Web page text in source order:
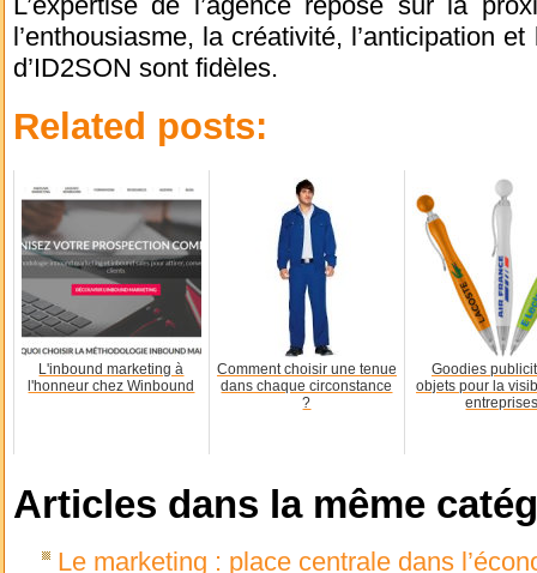
l’enthousiasme, la créativité, l’anticipation
d’ID2SON sont fidèles.
Related posts:
L'inbound marketing à
l'honneur chez Winbound
Comment choisir une tenue
dans chaque circonstance
?
Goodies
objets pour la
Articles dans la même
Le marketing : place centrale dans